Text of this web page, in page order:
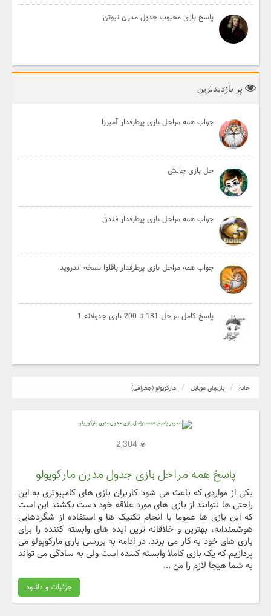
پاسخ بازی محبوب جدول مدرن نیوتن
پر بازدیدترین
جواب همه مراحل بازی پرطرفدار آمیرزا
حل بازی چالش
جواب همه مراحل بازی پرطرفدار فندق
جواب همه مراحل بازی پرطرفدار باقلوا نسخه اندروید
پاسخ کامل مراحل 181 تا 200 بازی جدولانه 1
خانه بازیهای موبایل مارکوپولو (جغرافی)
پاسخ همه مراحل بازی جدول مدرن مارکوپولو
یکی از مواردی که باعث می شود کاربران بازی های کامپیوتری به این
راحتی ها نتوانند از بازی های مورد علاقه خود دست بکشند این است
که این بازی ها عموما با انجام تکنیک ها و استفاده از شگردهایی
هوشمندانه، بهترین و خلاقانه ترین ایده های وابسته کننده را برای
بازی های خود به کار می برند. در ادامه به بررسی بازی مارکوپولو می
پردازیم که یک بازی کاملا وابسته کننده است ولی به سادگی می تواند
به شما هیجا لازم را من ...
جزئیات و دانلود